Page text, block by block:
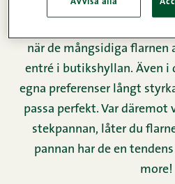
att passa även en vän av
när de mångsidiga flarnen
entré i butikshyllan. Även i
egna preferenser långt
passa perfekt. Var däremot
stekpannan, låter du
pannan har de en
more!
Avvisa alla